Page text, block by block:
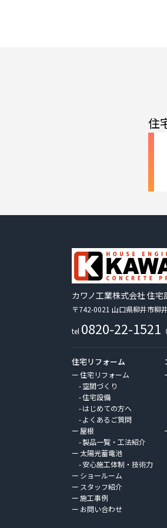
住
カワノ工業株式会社 住宅
〒742-0021 山口県柳井市柳
tel 0820-22-1521
住宅リフォーム
住宅リフォーム
空間づくり
住宅設備
はじめての方へ
よくあるご質問
屋根
製品一覧・工法紹介
太陽光蓄電池
安心施工体制・技術力
ショールーム
スタッフ紹介
施工事例
お問い合わせ